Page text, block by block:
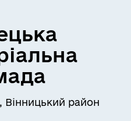
Вінницький район